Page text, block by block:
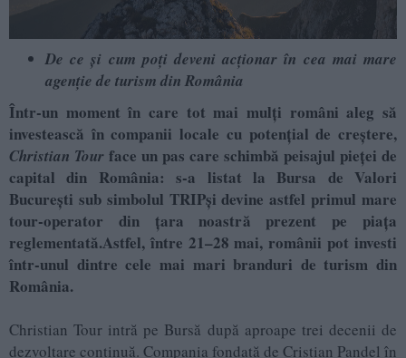
De ce și cum poți deveni acționar în cea mai mare
agenție de turism din România
Într-un moment în care tot mai mulți români aleg să
investească în companii locale cu potențial de creștere,
Christian Tour face un pas care schimbă peisajul pieței de
capital din România: s-a listat la Bursa de Valori
București sub simbolul TRIPși devine astfel primul mare
tour-operator din țara noastră prezent pe piața
reglementată.Astfel, între 21–28 mai, românii pot investi
într-unul dintre cele mai mari branduri de turism din
România.
Christian Tour intră pe Bursă după aproape trei decenii de
dezvoltare continuă. Compania fondată de Cristian Pandel în